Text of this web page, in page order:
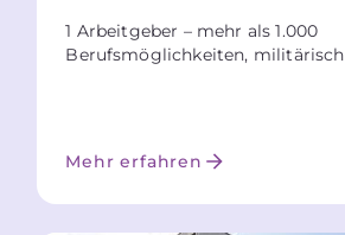
1 Arbeitgeber – mehr als 1.000
Berufsmöglichkeiten,
Mehr erfahren